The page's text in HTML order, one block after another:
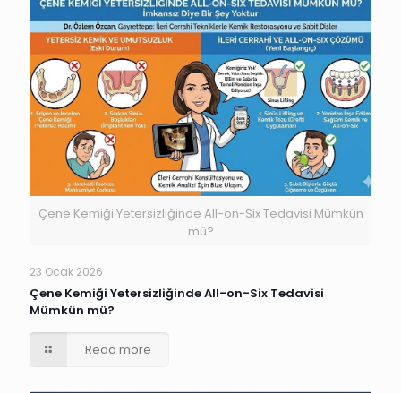
Çene Kemiği Yetersizliğinde All-on-Six Tedavisi Mümkün
mü?
23 Ocak 2026
Çene Kemiği Yetersizliğinde All-on-Six Tedavisi
Mümkün mü?
Read more